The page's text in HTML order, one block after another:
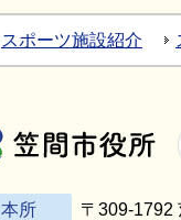
スポーツ施設紹介
本所 〒309-1792